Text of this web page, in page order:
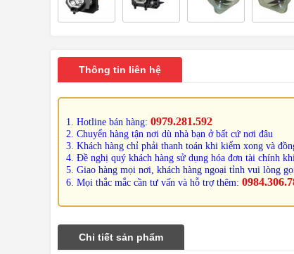
Thông tin liên hệ
1. Hotline bán hàng: 0979.281.592
2. Chuyển hàng tận nơi dù nhà bạn ở bất cứ nơi đâu
3. Khách hàng chỉ phải thanh toán khi kiểm xong và
4. Đề nghị quý khách hàng sử dụng hóa đơn tài chính
5. Giao hàng mọi nơi, khách hàng ngoại tỉnh vui lòng
6. Mọi thắc mắc cần tư vấn và hỗ trợ thêm:
Chi tiết sản phẩm